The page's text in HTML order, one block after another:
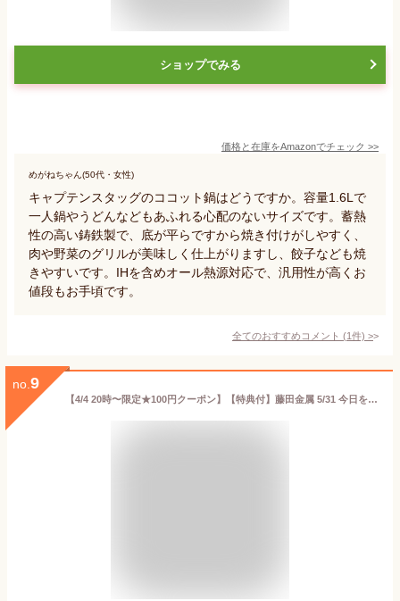
ショップでみる
価格と在庫をAmazonでチェック >>
めがねちゃん(50代・女性)
キャプテンスタッグのココット鍋はどうですか。容量1.6Lで
一人鍋やうどんなどもあふれる心配のないサイズです。蓄熱
性の高い鋳鉄製で、底が平らですから焼き付けがしやすく、
肉や野菜のグリルが美味しく仕上がりますし、餃子なども焼
きやすいです。IHを含めオール熱源対応で、汎用性が高くお
値段もお手頃です。
全てのおすすめコメント (1件) >
no. 9
【4/4 20時〜限定★100円クーポン】【特典付】藤田金属 5/31 今日を元気にするお味噌汁パン 16cm （IH対応 鉄製 鉄鍋 片手鍋 小鍋 鉄分摂取 みそ汁 鉄器 フェムテック 鍋 鉄鍋 味噌汁鍋 鉄器 小さい）【ポイント2倍/送料無料/選べるおまけ付】【p0408】【：187】